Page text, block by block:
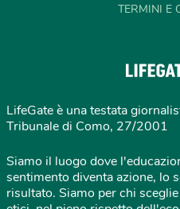
TERMINI E
LifeGate è una testata
Tribunale di Como, 27/2001
Siamo il luogo dove
sentimento diventa azione, lo
risultato. Siamo per chi